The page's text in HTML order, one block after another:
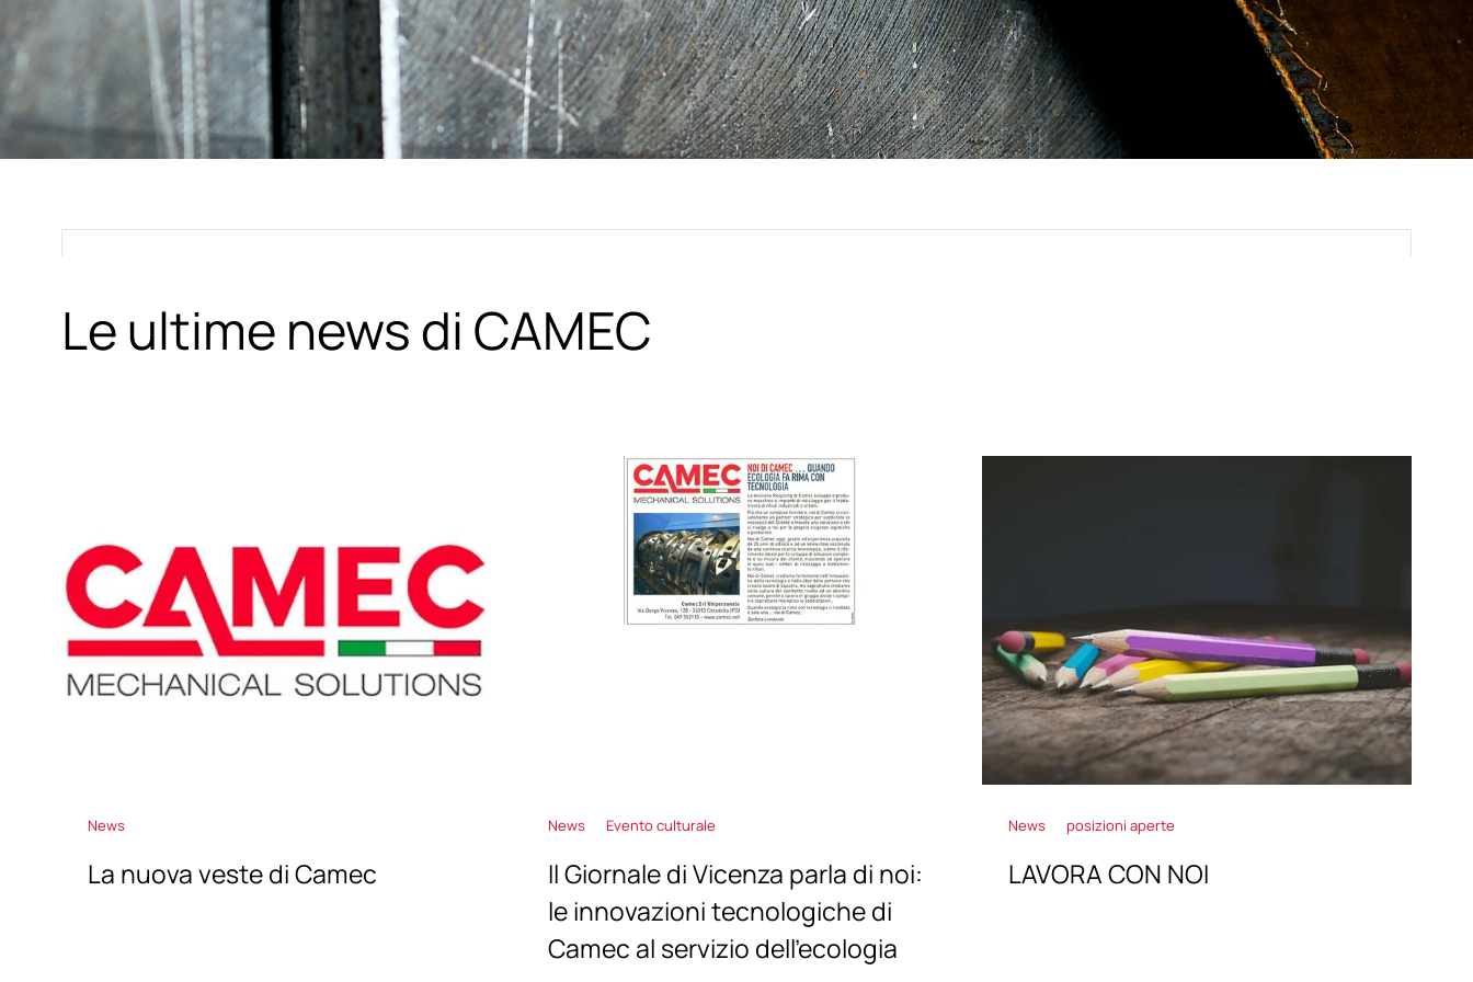
Le ultime news di CAMEC
News
La nuova veste di Camec
News Evento culturale
Il Giornale di Vicenza parla di noi:
le innovazioni tecnologiche di
Camec al servizio dell'ecologia
News posizioni aperte
LAVORA CON NOI